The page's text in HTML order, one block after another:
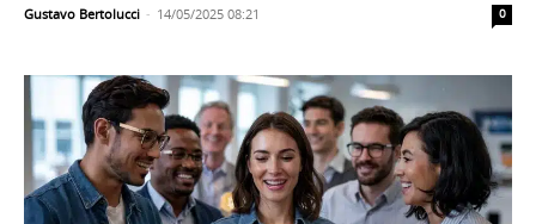
Gustavo Bertolucci - 14/05/2025 08:21 0